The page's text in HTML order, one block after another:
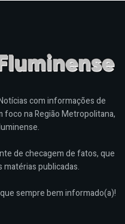
com informações de
foco na Região Metropolitana,
de checagem de fatos, que
matérias publicadas.
sempre bem informado(a)!